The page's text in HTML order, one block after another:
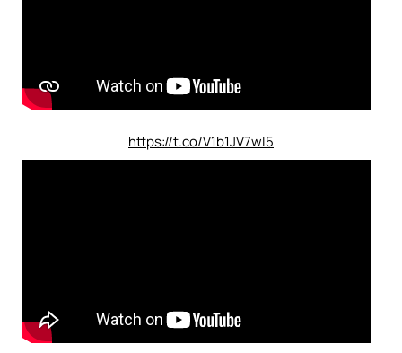
https://t.co/V1b1JV7wI5